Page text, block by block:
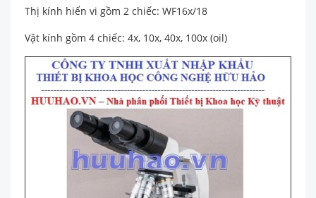
Thị kính hiển vi gồm 2 chiếc: WF16x/18
Vật kính gồm 4 chiếc: 4x, 10x, 40x, 100x (oil)